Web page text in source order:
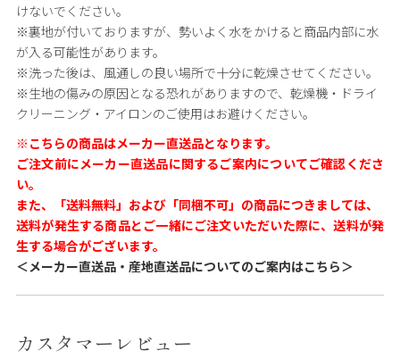
けないでください。
※裏地が付いておりますが、勢いよく水をかけると商品内部に水
が入る可能性があります。
※洗った後は、風通しの良い場所で十分に乾燥させてください。
※生地の傷みの原因となる恐れがありますので、乾燥機・ドライ
クリーニング・アイロンのご使用はお避けください。
※こちらの商品はメーカー直送品となります。
ご注文前にメーカー直送品に関するご案内についてご確認くださ
い。
また、「送料無料」および「同梱不可」の商品につきましては、
送料が発生する商品とご一緒にご注文いただいた際に、送料が発
生する場合がございます。
＜メーカー直送品・産地直送品についてのご案内はこちら＞
カスタマーレビュー